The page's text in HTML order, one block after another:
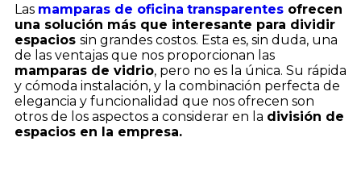
Las mamparas de oficina transparentes ofrecen
una solución más que interesante para dividir
espacios sin grandes costos. Esta es, sin duda, una
de las ventajas que nos proporcionan las
mamparas de vidrio, pero no es la única. Su rápida
y cómoda instalación, y la combinación perfecta de
elegancia y funcionalidad que nos ofrecen son
otros de los aspectos a considerar en la división de
espacios en la empresa.